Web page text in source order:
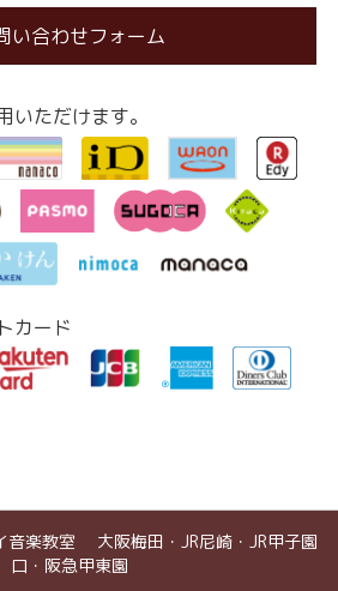
い合わせフォーム
ただけます。
カード
音楽教室 大阪梅田・JR尼崎・JR甲子園
口・阪急甲東園